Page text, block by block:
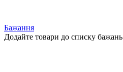
Бажання
Додайте товари до списку бажань